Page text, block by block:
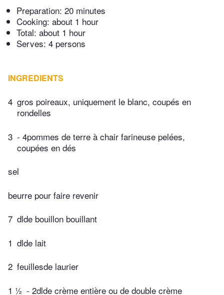
Preparation: 20 minutes
Cooking: about 1 hour
Total: about 1 hour
Serves: 4 persons
INGREDIENTS
4 gros poireaux, uniquement le blanc, coupés en
rondelles
3 - 4pommes de terre à chair farineuse pelées,
coupées en dés
sel
beurre pour faire revenir
7 dlde bouillon bouillant
1 dlde lait
2 feuillesde laurier
1 ½ - 2dlde crème entière ou de double crème